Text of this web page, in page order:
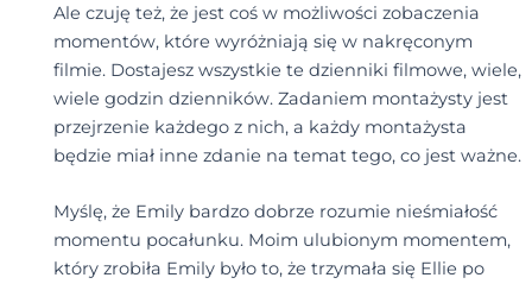
Ale czuję też, że jest coś w możliwości zobaczenia
momentów, które wyróżniają się w nakręconym
filmie. Dostajesz wszystkie te dzienniki filmowe, wiele,
wiele godzin dzienników. Zadaniem montażysty jest
przejrzenie każdego z nich, a każdy montażysta
będzie miał inne zdanie na temat tego, co jest ważne.
Myślę, że Emily bardzo dobrze rozumie nieśmiałość
momentu pocałunku. Moim ulubionym momentem,
który zrobiła Emily było to, że trzymała się Ellie po